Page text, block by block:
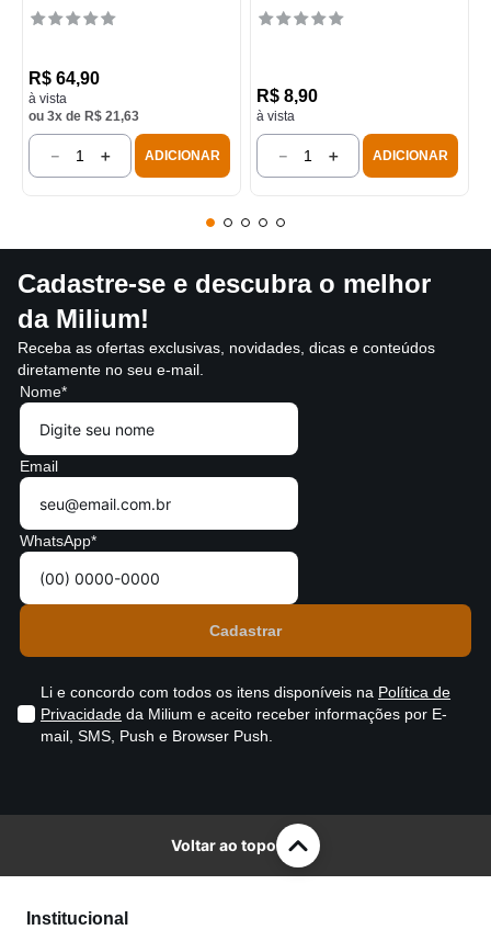
R$ 64,90
à vista
ou 3x de R$ 21,63
＋
－ ADICIONAR
R$ 8,90
à vista
＋
－ ADICIONAR
Cadastre-se e descubra o melhor
da Milium!
Receba as ofertas exclusivas, novidades, dicas e conteúdos
diretamente no seu e-mail.
Nome*
Email
WhatsApp*
Li e concordo com todos os itens disponíveis na Política de
Privacidade da Milium e aceito receber informações por E-
mail, SMS, Push e Browser Push.
Voltar ao topo
Institucional